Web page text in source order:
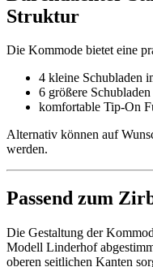
Struktur
Die Kommode bietet eine
4 kleine Schubladen
6 größere
komfortable Tip-On
Alternativ können auf
werden.
Passend zum
Die Gestaltung der
Modell Linderhof
oberen seitlichen Kanten